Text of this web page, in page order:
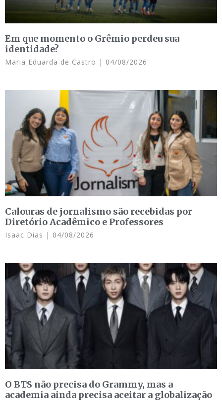
Em que momento o Grêmio perdeu sua
identidade?
Maria Eduarda de Castro 04/08/2026
Calouras de jornalismo são recebidas por
Diretório Acadêmico e Professores
Isaac Dias 04/08/2026
O BTS não precisa do Grammy, mas a
academia ainda precisa aceitar a globalização